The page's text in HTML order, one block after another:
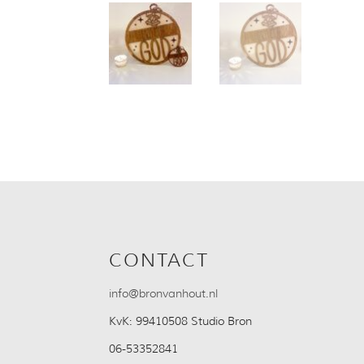
CONTACT
info@bronvanhout.nl
KvK:99410508 Studio Bron
06-53352841